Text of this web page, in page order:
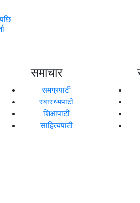
समाचार
समग्रपाटी
स्वास्थ्यपाटी
शिक्षापाटी
साहित्यपाटी